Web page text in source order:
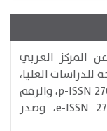
المركز العربي
العليا،
وتحمل الرقم الدولي المعياري p-ISSN 2708-5805، والرقم
الدولي المعياري الإلكتروني e-ISSN 2708-5813​، وصدر